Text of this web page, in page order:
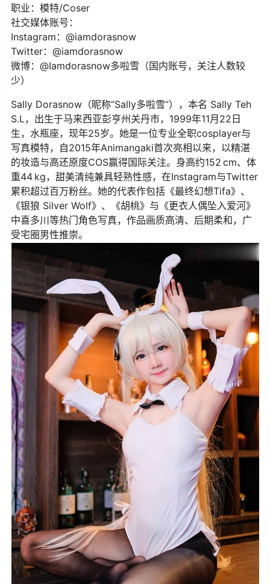
职业：模特/Coser
社交媒体账号：
Instagram：@iamdorasnow
Twitter：@iamdorasnow
微博：@Iamdorasnow多啦雪（国内账号，关注人数较
少）
Sally Dorasnow（昵称“Sally多啦雪”），本名 Sally Teh
S.L，出生于马来西亚彭亨州关丹市，1999年11月22日
生，水瓶座，现年25岁。她是一位专业全职cosplayer与
写真模特，自2015年Animangaki首次亮相以来，以精湛
的妆造与高还原度COS赢得国际关注。身高约152 cm、体
重44 kg，甜美清纯兼具轻熟性感，在Instagram与Twitter
累积超过百万粉丝。她的代表作包括《最终幻想Tifa》、
《银狼 Silver Wolf》、《胡桃》与《更衣人偶坠入爱河》
中喜多川等热门角色写真，作品画质高清、后期柔和，广
受宅圈男性推崇。